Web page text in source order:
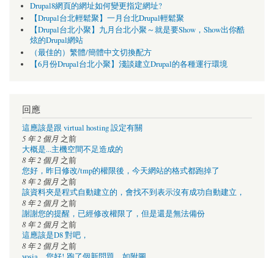
Drupal8網頁的網址如何變更指定網址?
【Drupal台北輕鬆聚】一月台北Drupal輕鬆聚
【Drupal台北小聚】九月台北小聚～就是要Show，Show出你酷
炫的Drupal網站
（最佳的）繁體/簡體中文切換配方
【6月份Drupal台北小聚】淺談建立Drupal的各種運行環境
回應
這應該是跟 virtual hosting 設定有關
5 年 2 個月 之前
大概是...主機空間不足造成的
8 年 2 個月 之前
您好，昨日修改/tmp的權限後，今天網站的格式都跑掉了
8 年 2 個月 之前
該資料夾是程式自動建立的，會找不到表示沒有成功自動建立，
8 年 2 個月 之前
謝謝您的提醒，已經修改權限了，但是還是無法備份
8 年 2 個月 之前
這應該是D8 對吧，
8 年 2 個月 之前